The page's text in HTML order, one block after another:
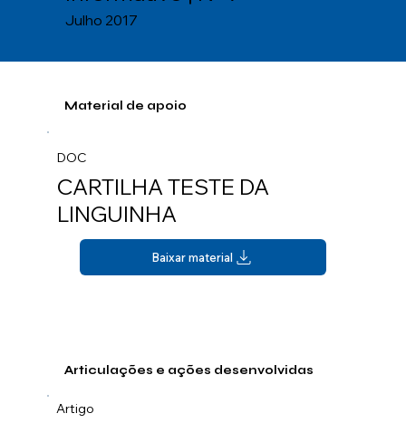
Julho 2017
Material de apoio
DOC
CARTILHA TESTE DA
LINGUINHA
Baixar material
Articulações e ações desenvolvidas
Artigo